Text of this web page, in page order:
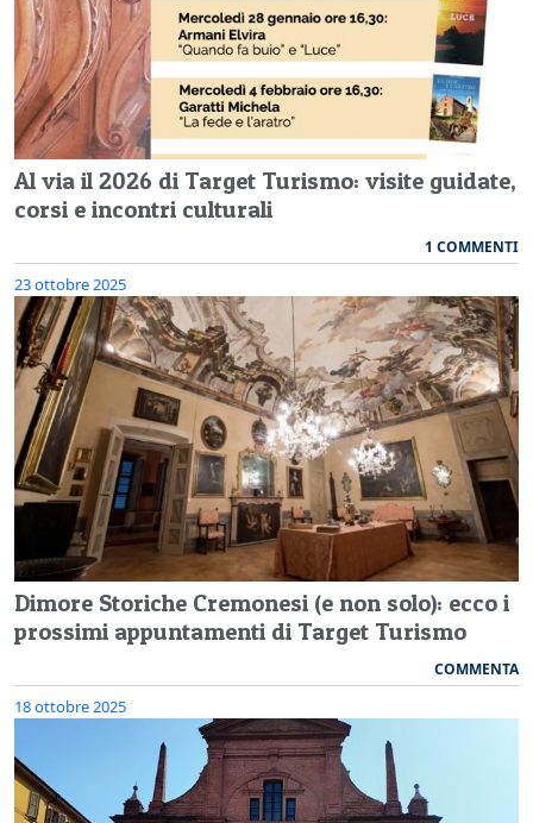
Al via il 2026 di Target Turismo: visite guidate,
corsi e incontri culturali
1 COMMENTI
23 ottobre 2025
Dimore Storiche Cremonesi (e non solo): ecco i
prossimi appuntamenti di Target Turismo
COMMENTA
18 ottobre 2025